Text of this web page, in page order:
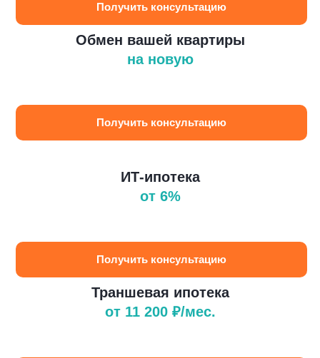
Получить консультацию
Обмен вашей квартиры
на новую
Получить консультацию
ИТ-ипотека
от 6%
Получить консультацию
Траншевая ипотека
от 11 200 ₽/мес.